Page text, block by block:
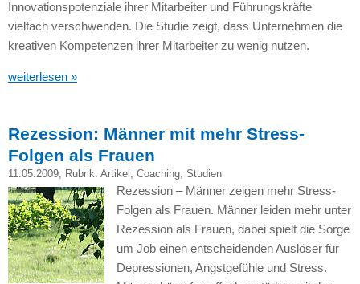
Innovationspotenziale ihrer Mitarbeiter und Führungskräfte
vielfach verschwenden. Die Studie zeigt, dass Unternehmen die
kreativen Kompetenzen ihrer Mitarbeiter zu wenig nutzen.
weiterlesen »
Rezession: Männer mit mehr Stress-
Folgen als Frauen
11.05.2009, Rubrik: Artikel , Coaching, Studien
Rezession – Männer zeigen mehr Stress-
Folgen als Frauen. Männer leiden mehr unter
Rezession als Frauen, dabei spielt die Sorge
um Job einen entscheidenden Auslöser für
Depressionen, Angstgefühle und Stress.